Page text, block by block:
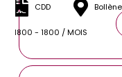
CDD Bollène
1800 - 1800 / MOIS